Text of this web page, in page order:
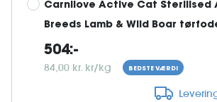
Carnilove Active Cat Sterilised
Breeds Lamb & Wild Boar
504:-
84,00 kr. kr/kg BEDSTE VÆRDI